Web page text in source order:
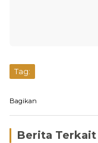
Tag:
Bagikan
Berita Terkait